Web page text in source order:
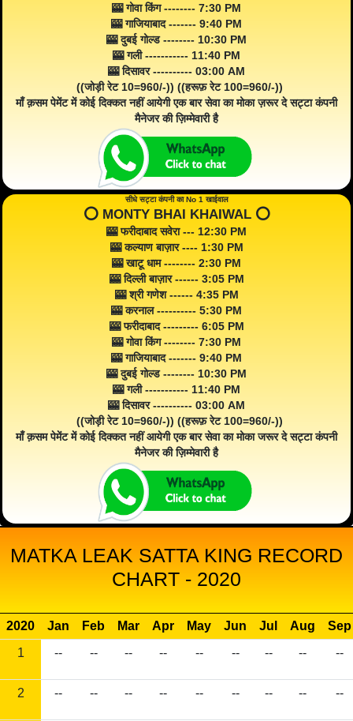
🎰 गोवा किंग -------- 7:30 PM
🎰 गाजियाबाद ------- 9:40 PM
🎰 दुबई गोल्ड -------- 10:30 PM
🎰 गली ----------- 11:40 PM
🎰 दिसावर ---------- 03:00 AM
((जोड़ी रेट 10=960/-)) ((हरूफ़ रेट 100=960/-))
माँ क़सम पेमेंट में कोई दिक्कत नहीं आयेगी एक बार सेवा का मोका ज़रूर दे सट्टा कंपनी
मैनेजर की ज़िम्मेवारी है
सीधे सट्टा कंपनी का No 1 खाईवाल
⭕️ MONTY BHAI KHAIWAL ⭕️
🎰 फरीदाबाद सवेरा --- 12:30 PM
🎰 कल्याण बाज़ार ---- 1:30 PM
🎰 खाटू धाम -------- 2:30 PM
🎰 दिल्ली बाज़ार ------ 3:05 PM
🎰 श्री गणेश ------ 4:35 PM
🎰 करनाल ---------- 5:30 PM
🎰 फरीदाबाद --------- 6:05 PM
🎰 गोवा किंग -------- 7:30 PM
🎰 गाजियाबाद ------- 9:40 PM
🎰 दुबई गोल्ड -------- 10:30 PM
🎰 गली ----------- 11:40 PM
🎰 दिसावर ---------- 03:00 AM
((जोड़ी रेट 10=960/-)) ((हरूफ़ रेट 100=960/-))
माँ क़सम पेमेंट में कोई दिक्कत नहीं आयेगी एक बार सेवा का मोका जरूर दे सट्टा कंपनी
मैनेजर की ज़िम्मेवारी है
MATKA LEAK SATTA KING RECORD
CHART - 2020
2020 Jan Feb Mar Apr May Jun Jul Aug
Sep
1
-- -- -- -- -- -- -- -- --
2 -- -- -- -- -- -- -- -- --